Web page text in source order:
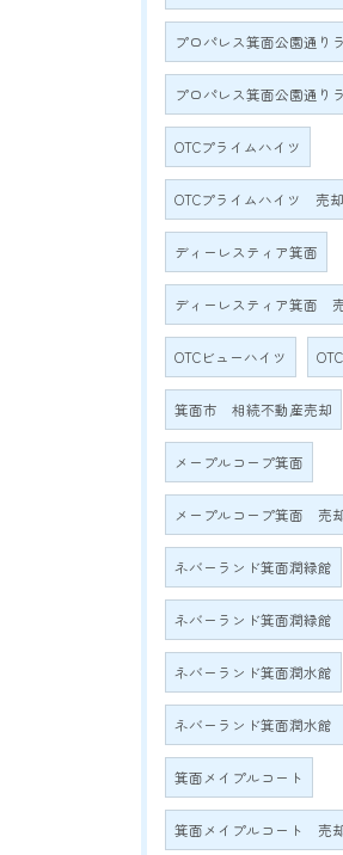
プロパレス箕面公園通り
プロパレス箕面公園通
OTCプライムハイツ
OTCプライムハイツ 売却
ディーレスティア箕面
ディーレスティア箕面
OTCビューハイツ
箕面市 相続不動産売却
メープルコープ箕面
メープルコープ箕面 売
ネバーランド箕面潤緑館
ネバーランド箕面潤緑
ネバーランド箕面潤水館
ネバーランド箕面潤水
箕面メイプルコート
箕面メイプルコート 売